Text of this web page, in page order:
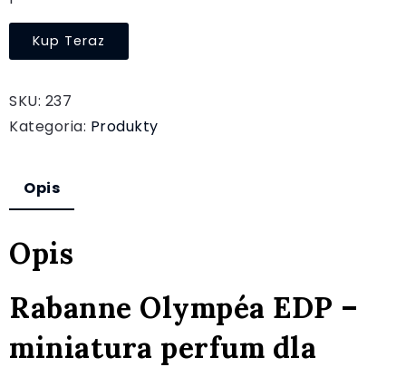
Kup Teraz
SKU: 237
Kategoria: Produkty
Opis
Opis
Rabanne Olympéa EDP –
miniatura perfum dla